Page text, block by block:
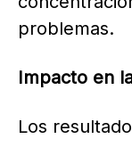
problemas.
Impacto en
Los